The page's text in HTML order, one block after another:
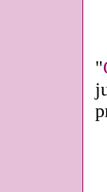
"